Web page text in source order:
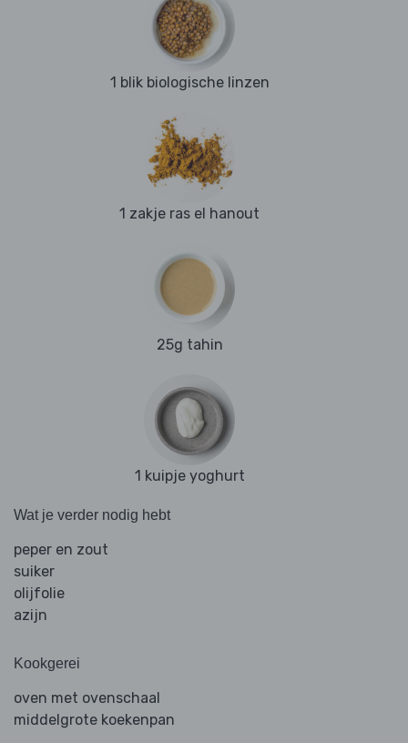
1 blik biologische linzen
1 zakje ras el hanout
25g tahin
1 kuipje yoghurt
Wat je verder nodig hebt
peper en zout
suiker
olijfolie
azijn
Kookgerei
oven met ovenschaal
middelgrote koekenpan